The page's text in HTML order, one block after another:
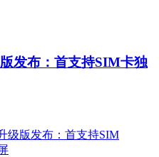
发布：首支持SIM卡独